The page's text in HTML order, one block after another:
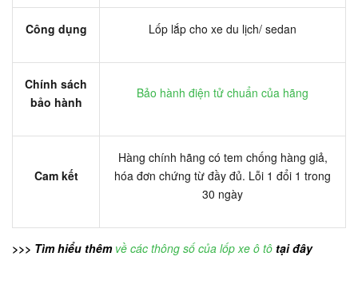
Công dụng Lốp lắp cho xe du lịch/ sedan
Chính sách
bảo hành
Bảo hành điện tử chuẩn của hãng
Cam kết
Hàng chính hãng có tem chống hàng giả,
hóa đơn chứng từ đầy đủ. Lỗi 1 đổi 1 trong
30 ngày
>>> Tìm hiểu thêm về các thông số của lốp xe ô tô tại đây